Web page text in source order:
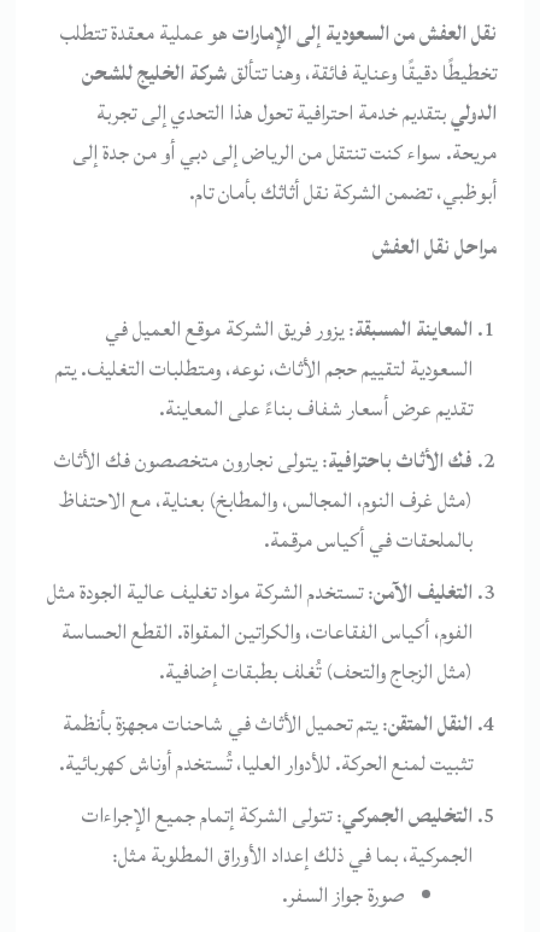
نقل العفش من السعودية إلى الإماراتهو عملية معقدة تتطلب
تخطيطًا دقيقًا وعناية فائقة، وهنا تتألقشركة الخليج للشحن
الدوليبتقديم خدمة احترافية تحول هذا التحدي إلى تجربة
مريحة. سواء كنت تنتقل من الرياض إلى دبي أو من جدة إلى
أبوظبي، تضمن الشركة نقل أثاثك بأمان تام.
مراحل نقل العفش
المعاينة المسبقة: يزور فريق الشركة موقع العميل في
السعودية لتقييم حجم الأثاث، نوعه، ومتطلبات التغليف. يتم
تقديم عرض أسعار شفاف بناءً على المعاينة.
فك الأثاث باحترافية: يتولى نجارون متخصصون فك الأثاث
(مثل غرف النوم، المجالس، والمطابخ) بعناية، مع الاحتفاظ
بالملحقات في أكياس مرقمة.
التغليف الآمن: تستخدم الشركة مواد تغليف عالية الجودة مثل
الفوم، أكياس الفقاعات، والكراتين المقواة. القطع الحساسة
(مثل الزجاج والتحف) تُغلف بطبقات إضافية.
النقل المتقن: يتم تحميل الأثاث في شاحنات مجهزة بأنظمة
تثبيت لمنع الحركة. للأدوار العليا، تُستخدم أوناش كهربائية.
التخليص الجمركي: تتولى الشركة إتمام جميع الإجراءات
الجمركية، بما في ذلك إعداد الأوراق المطلوبة مثل:
صورة جواز السفر.